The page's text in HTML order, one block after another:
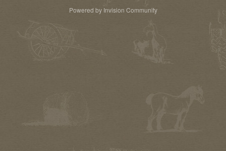
Powered by Invision Community